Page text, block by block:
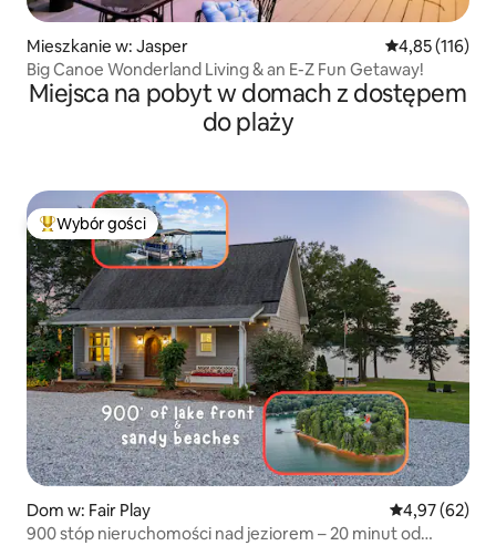
Mieszkanie w: Jasper Średnia
4,85 (116)
Big Canoe Wonderland Living & an E-Z Fun Getaway!
Miejsca na pobyt w domach z dostępem
do plaży
Najpopularniejsze z kategorii Wybór gości
Wybór gości
Dom w: Fair Play Średnia
4,97 (62)
900 stóp nieruchomości nad jeziorem – 20 minut od